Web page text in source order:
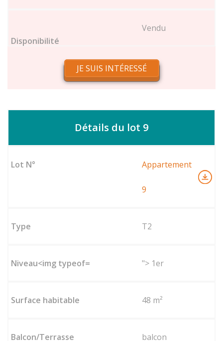
Vendu
JE SUIS INTÉRESSÉ
Détails du lot 9
Appartement
9
T2
"> 1er
48 m²
balcon